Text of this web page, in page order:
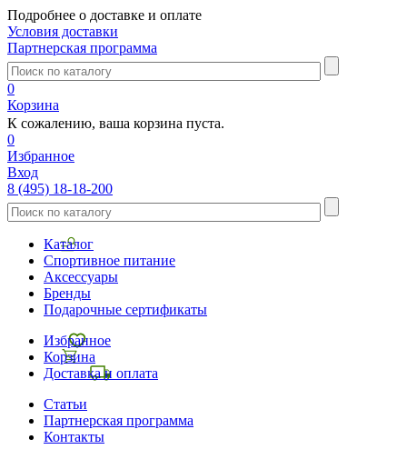
Подробнее о доставке и оплате
Условия доставки
Партнерская программа
0
Корзина
К сожалению, ваша корзина пуста.
0
Избранное
Вход
8 (495) 18-18-200
Каталог
Спортивное питание
Аксессуары
Бренды
Подарочные сертификаты
Избранное
Корзина
Доставка и оплата
Статьи
Партнерская программа
Контакты